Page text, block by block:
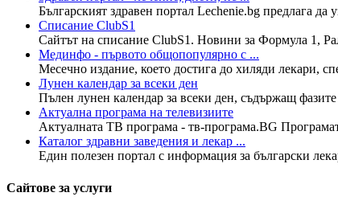
Българският здравен портал Lechenie.bg предлага да
Списание ClubS1
Сайтът на списание ClubS1. Новини за Формула 1,
Мединфо - първото общопопулярно с ...
Месечно издание, което достига до хиляди лекари,
Лунен календар за всеки ден
Пълен лунен календар за всеки ден, съдържащ фазите
Актуална програма на телевизиите
Актуалната ТВ програма - тв-програма.BG
Каталог здравни заведения и лекар ...
Един полезен портал с информация за български
Сайтове за услуги